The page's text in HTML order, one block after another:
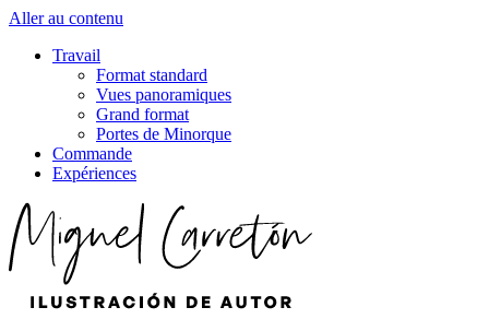
Aller au contenu
Travail
Format standard
Vues panoramiques
Grand format
Portes de Minorque
Commande
Expériences